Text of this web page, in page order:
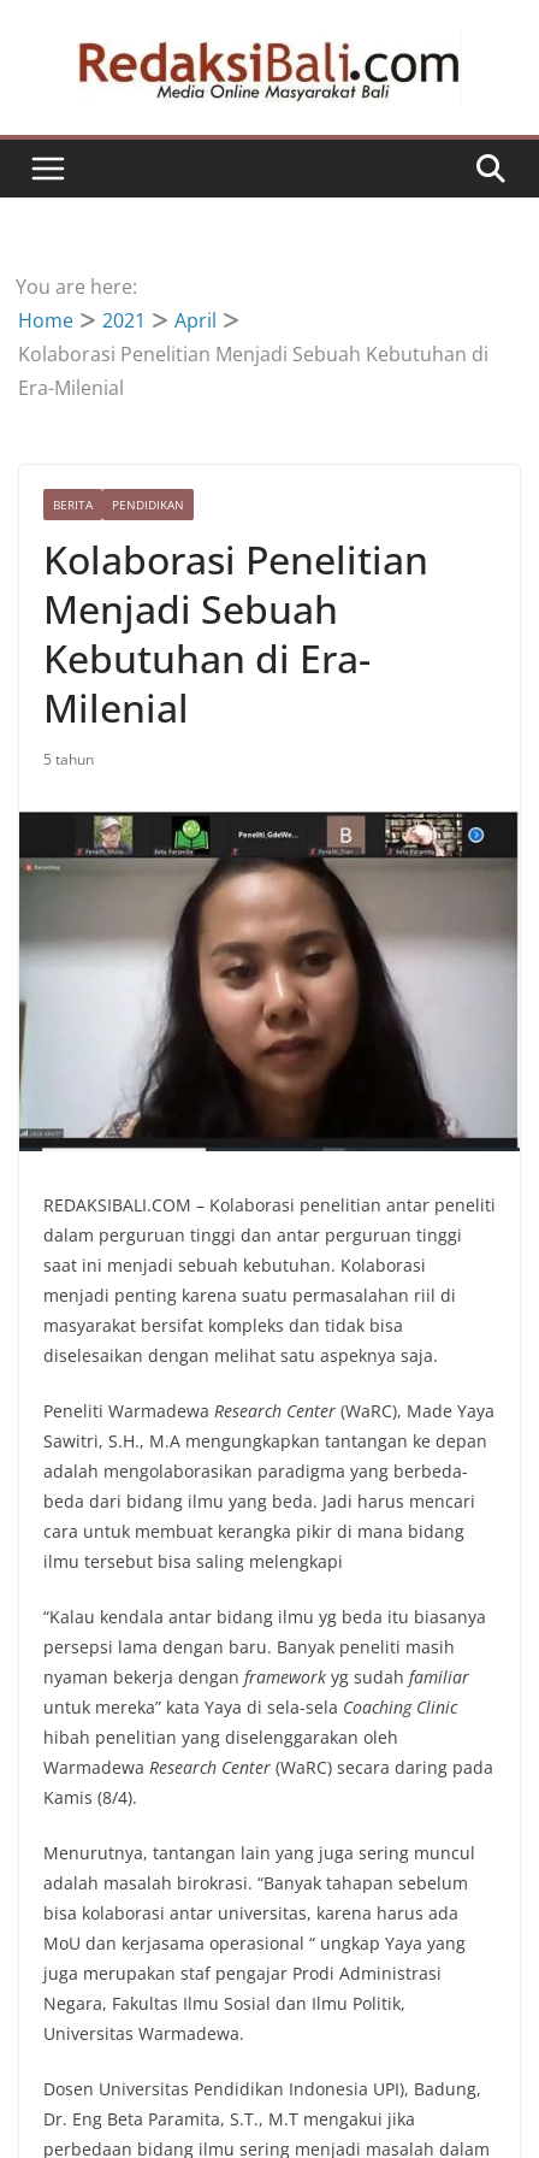
You are here:
Home
2021
April
Kolaborasi Penelitian Menjadi Sebuah Kebutuhan di
Era-Milenial
BERITA PENDIDIKAN
Kolaborasi Penelitian
Menjadi Sebuah
Kebutuhan di Era-
Milenial
5 tahun
REDAKSIBALI.COM – Kolaborasi penelitian antar peneliti
dalam perguruan tinggi dan antar perguruan tinggi
saat ini menjadi sebuah kebutuhan. Kolaborasi
menjadi penting karena suatu permasalahan riil di
masyarakat bersifat kompleks dan tidak bisa
diselesaikan dengan melihat satu aspeknya saja.
Peneliti Warmadewa Research Center (WaRC), Made Yaya
Sawitri, S.H., M.A mengungkapkan tantangan ke depan
adalah mengolaborasikan paradigma yang berbeda-
beda dari bidang ilmu yang beda. Jadi harus mencari
cara untuk membuat kerangka pikir di mana bidang
ilmu tersebut bisa saling melengkapi
“Kalau kendala antar bidang ilmu yg beda itu biasanya
persepsi lama dengan baru. Banyak peneliti masih
nyaman bekerja dengan framework yg sudah familiar
untuk mereka” kata Yaya di sela-sela Coaching Clinic
hibah penelitian yang diselenggarakan oleh
Warmadewa Research Center (WaRC) secara daring pada
Kamis (8/4).
Menurutnya, tantangan lain yang juga sering muncul
adalah masalah birokrasi. “Banyak tahapan sebelum
bisa kolaborasi antar universitas, karena harus ada
MoU dan kerjasama operasional “ ungkap Yaya yang
juga merupakan staf pengajar Prodi Administrasi
Negara, Fakultas Ilmu Sosial dan Ilmu Politik,
Universitas Warmadewa.
Dosen Universitas Pendidikan Indonesia UPI), Badung,
Dr. Eng Beta Paramita, S.T., M.T mengakui jika
perbedaan bidang ilmu sering menjadi masalah dalam